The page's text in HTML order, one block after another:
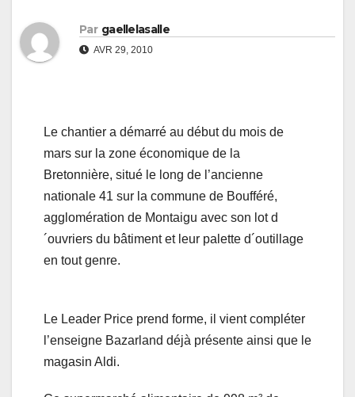
Par gaellelasalle
AVR 29, 2010
Le chantier a démarré au début du mois de
mars sur la zone économique de la
Bretonnière, situé le long de l’ancienne
nationale 41 sur la commune de Boufféré,
agglomération de Montaigu avec son lot d
´ouvriers du bâtiment et leur palette d´outillage
en tout genre.
Le Leader Price prend forme, il vient compléter
l’enseigne Bazarland déjà présente ainsi que le
magasin Aldi.